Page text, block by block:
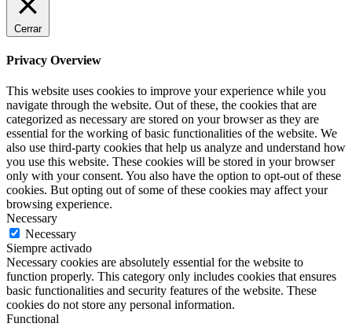
Cerrar
Privacy Overview
This website uses cookies to improve your experience while you
navigate through the website. Out of these, the cookies that are
categorized as necessary are stored on your browser as they are
essential for the working of basic functionalities of the website. We
also use third-party cookies that help us analyze and understand how
you use this website. These cookies will be stored in your browser
only with your consent. You also have the option to opt-out of these
cookies. But opting out of some of these cookies may affect your
browsing experience.
Necessary
Necessary
Siempre activado
Necessary cookies are absolutely essential for the website to
function properly. This category only includes cookies that ensures
basic functionalities and security features of the website. These
cookies do not store any personal information.
Functional